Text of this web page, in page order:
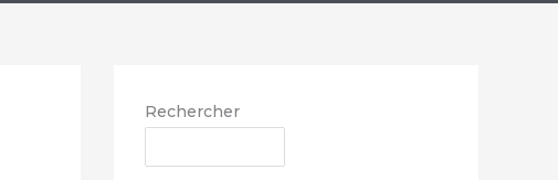
Rechercher